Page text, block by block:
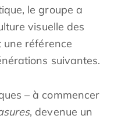
le groupe a
visuelle des
référence
suivantes.
– à commencer
, devenue un